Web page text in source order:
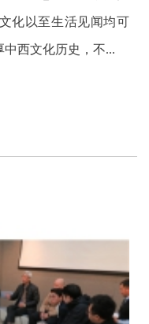
化以至生活见闻均可
西文化历史，不...